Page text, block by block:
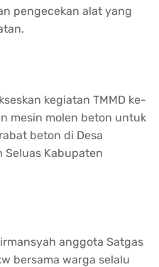
pengecekan alat yang
kegiatan TMMD ke-
mesin molen beton untuk
beton di Desa
Seluas Kabupaten
anggota Satgas
bersama warga selalu